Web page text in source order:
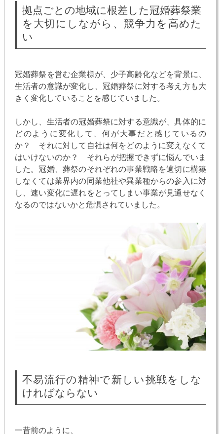
拠点ごとの地域に根差した冠婚葬祭業
を大切にしながら、競争力を高めた
い
冠婚葬祭を営む企業様が、少子高齢化などを背景に、
生活者の意識が変化し、冠婚葬祭に対する考え方も大
きく変化していることを感じていました。
しかし、生活者の冠婚葬祭に対する意識が、具体的に
どのように変化して、何が大事だと感じているの
か？ それに対して自社は何をどのように変えなくて
はいけないのか？ それらが把握できずに悩んでいま
した。冠婚、葬祭のそれぞれの事業戦略を適切に構築
しなくては業界内の同業他社や異業種からの参入に対
し、速い変化に遅れをとってしまい事業が見通せなく
なるのではないかと危惧されていました。
不易流行の精神で新しい挑戦をしな
ければならない
一昔前のように、